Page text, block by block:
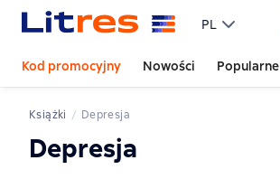
PL
Kod promocyjny Nowości Popularne
Książki Depresja
Depresja